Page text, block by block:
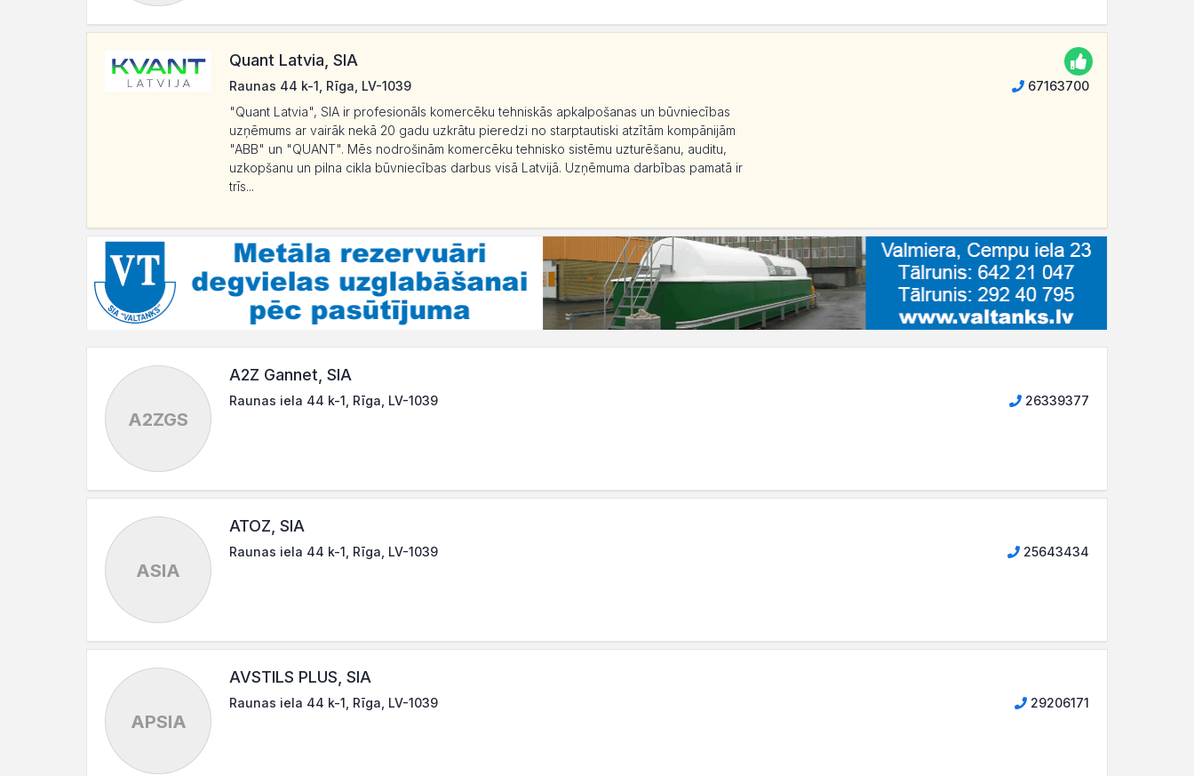
Quant Latvia, SIA
Raunas 44 k-1, Rīga, LV-1039
67163700
"Quant Latvia", SIA ir profesionāls komercēku tehniskās apkalpošanas un būvniecības
uzņēmums ar vairāk nekā 20 gadu uzkrātu pieredzi no starptautiski atzītām kompānijām
"ABB" un "QUANT". Mēs nodrošinām komercēku tehnisko sistēmu uzturēšanu, auditu,
uzkopšanu un pilna cikla būvniecības darbus visā Latvijā. Uzņēmuma darbības pamatā ir
trīs...
A2ZGS
A2Z Gannet, SIA
Raunas iela 44 k-1, Rīga, LV-1039 26339377
ASIA
ATOZ, SIA
Raunas iela 44 k-1, Rīga, LV-1039 25643434
APSIA
AVSTILS PLUS, SIA
Raunas iela 44 k-1, Rīga, LV-1039 29206171